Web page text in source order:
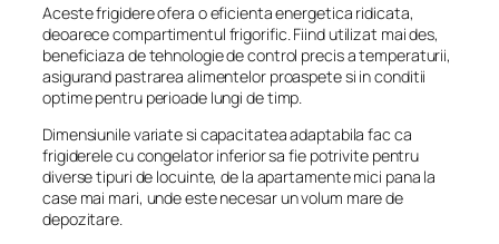
Aceste frigidere ofera o eficienta energetica ridicata,
deoarece compartimentul frigorific. Fiind utilizat mai des,
beneficiaza de tehnologie de control precis a temperaturii,
asigurand pastrarea alimentelor proaspete si in conditii
optime pentru perioade lungi de timp.
Dimensiunile variate si capacitatea adaptabila fac ca
frigiderele cu congelator inferior sa fie potrivite pentru
diverse tipuri de locuinte, de la apartamente mici pana la
case mai mari, unde este necesar un volum mare de
depozitare.